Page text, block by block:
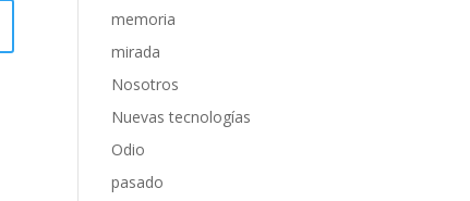
memoria
mirada
Nosotros
Nuevas tecnologías
Odio
pasado